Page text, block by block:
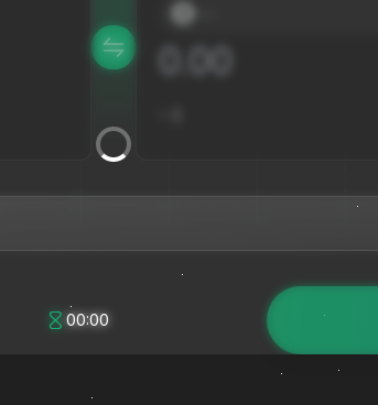
00:00